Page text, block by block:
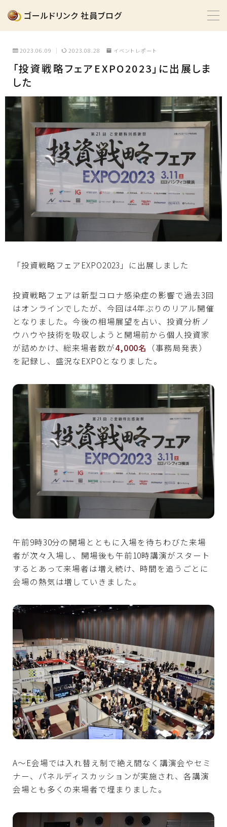
ゴールドリンク 社員ブログ
イベントレポート
インタビュー
動画
採用情報
掲載情報
0120-430-565
資料請求
無料相談
2023.06.09 2023.08.28 イベントレポート
「投資戦略フェアEXPO2023」に出展しま
した
「投資戦略フェアEXPO2023」に出展しました
投資戦略フェアは新型コロナ感染症の影響で過去3回
はオンラインでしたが、今回は4年ぶりのリアル開催
となりました。今後の相場展望を占い、投資分析ノ
ウハウや技術を吸収しようと開場前から個人投資家
が詰めかけ、総来場者数が4,000名
（事務局発表）
を記録し、盛況なEXPOとなりました。
午前9時30分の開場とともに入場を待ちわびた来場
者が次々入場し、開場後も午前10時講演がスタート
するとあって来場者は増え続け、時間を追うごとに
会場の熱気は増していきました。
A～E会場では入れ替え制で絶え間なく講演会やセミ
ナー、パネルディスカッションが実施され、各講演
会場とも多くの来場者で埋まりました。